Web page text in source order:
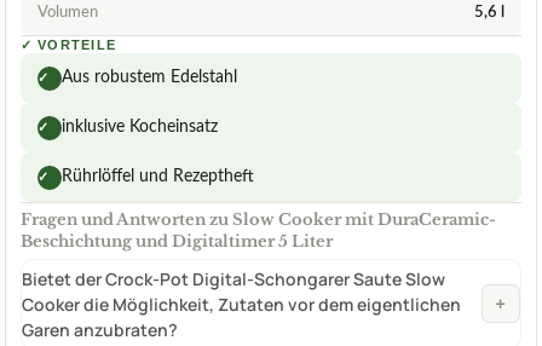
Volumen 5,6 l
✓ VORTEILE
✓ Aus robustem Edelstahl
✓ inklusive Kocheinsatz
✓ Rührlöffel und Rezeptheft
Fragen und Antworten zu Slow Cooker mit DuraCeramic-
Beschichtung und Digitaltimer 5 Liter
Bietet der Crock-Pot Digital-Schongarer Saute Slow
Cooker die Möglichkeit, Zutaten vor dem eigentlichen
Garen anzubraten?
+